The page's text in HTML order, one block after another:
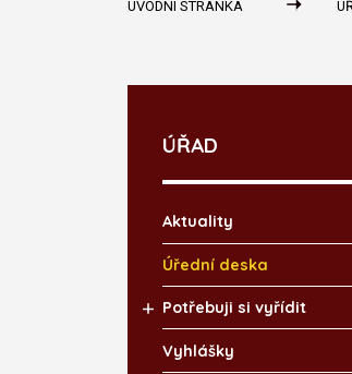
ÚVODNÍ STRÁNKA
ÚŘAD
Aktuality
Úřední deska
Potřebuji si vyřídit
Vyhlášky